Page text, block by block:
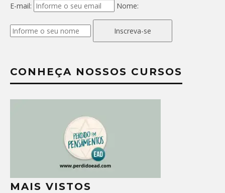
E-mail: Nome:
Inscreva-se
CONHEÇA NOSSOS CURSOS
MAIS VISTOS